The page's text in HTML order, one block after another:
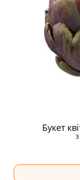
Букет